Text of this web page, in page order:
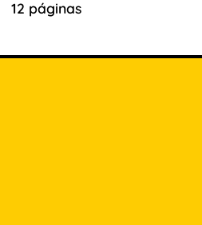
12 páginas